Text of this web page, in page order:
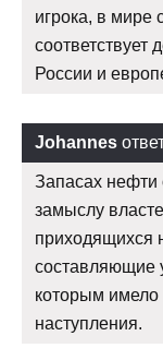
игрока, в мире
соответствует
России и
Johannes
Запасах нефти
замыслу
приходящихся
составляющие
которым имело
наступления.